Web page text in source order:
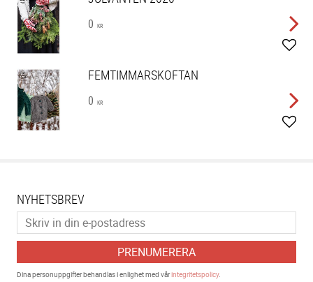
0 KR
FEMTIMMARSKOFTAN
0 KR
NYHETSBREV
PRENUMERERA
Dina personuppgifter behandlas i enlighet med vårintegritetspolicy.